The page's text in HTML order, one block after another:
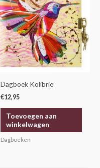
Dagboek Kolibrie
€12,95
Toevoegen aan
winkelwagen
Dagboeken